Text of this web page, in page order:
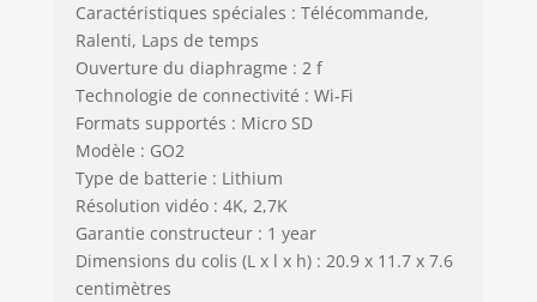
Caractéristiques spéciales : Télécommande,
Ralenti, Laps de temps
Ouverture du diaphragme : 2 f
Technologie de connectivité : Wi-Fi
Formats supportés : Micro SD
Modèle : GO2
Type de batterie : Lithium
Résolution vidéo : 4K, 2,7K
Garantie constructeur : 1 year
Dimensions du colis (L x l x h) : 20.9 x 11.7 x 7.6
centimètres